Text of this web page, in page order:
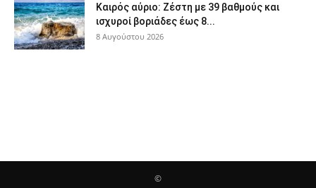
Καιρός αύριο: Ζέστη με 39 βαθμούς και
ισχυροί βοριάδες έως 8...
8 Αυγούστου 2026
©